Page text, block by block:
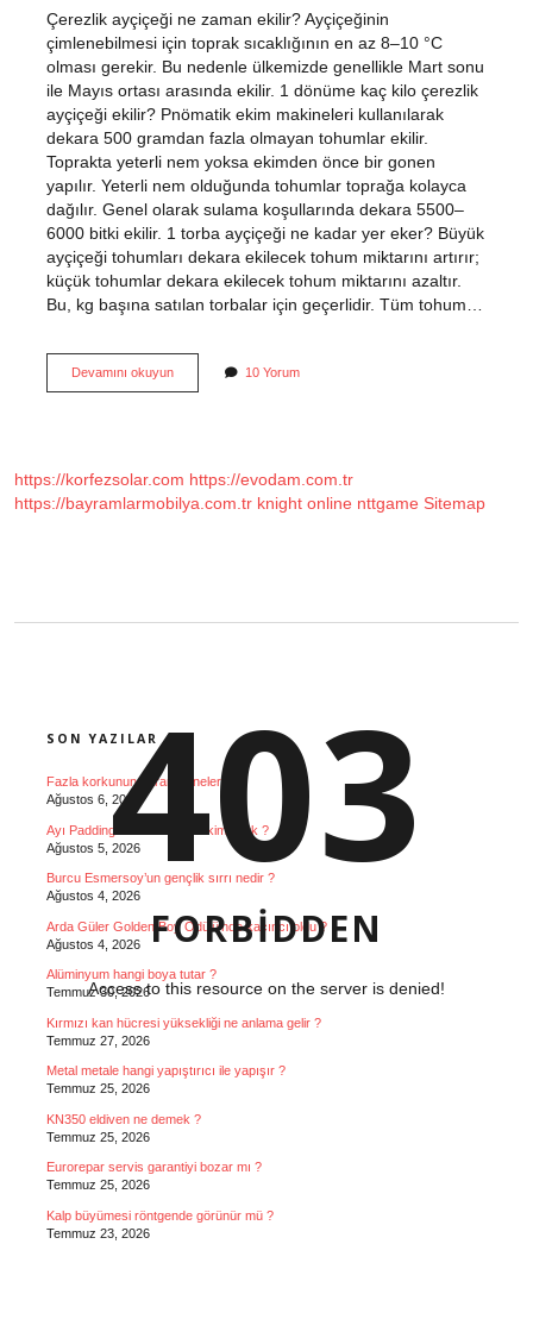
Çerezlik ayçiçeği ne zaman ekilir? Ayçiçeğinin
çimlenebilmesi için toprak sıcaklığının en az 8–10 °C
olması gerekir. Bu nedenle ülkemizde genellikle Mart sonu
ile Mayıs ortası arasında ekilir. 1 dönüme kaç kilo çerezlik
ayçiçeği ekilir? Pnömatik ekim makineleri kullanılarak
dekara 500 gramdan fazla olmayan tohumlar ekilir.
Toprakta yeterli nem yoksa ekimden önce bir gonen
yapılır. Yeterli nem olduğunda tohumlar toprağa kolayca
dağılır. Genel olarak sulama koşullarında dekara 5500–
6000 bitki ekilir. 1 torba ayçiçeği ne kadar yer eker? Büyük
ayçiçeği tohumları dekara ekilecek tohum miktarını artırır;
küçük tohumlar dekara ekilecek tohum miktarını azaltır.
Bu, kg başına satılan torbalar için geçerlidir. Tüm tohum…
Devamını okuyunÇerezlik
Ayçiçeği
10 Yorum
https://korfezsolar.com https://evodam.com.tr
https://bayramlarmobilya.com.tr knight online nttgame Sitemap
SON YAZILAR
Fazla korkunun zararları nelerdir ?
Ağustos 6, 2026
Ayı Paddington seslendiren kim Türk ?
Ağustos 5, 2026
Burcu Esmersoy’un gençlik sırrı nedir ?
Ağustos 4, 2026
Arda Güler Golden Boy Ödülü’nde kaçıncı oldu ?
Ağustos 4, 2026
Alüminyum hangi boya tutar ?
Temmuz 30, 2026
Kırmızı kan hücresi yüksekliği ne anlama gelir ?
Temmuz 27, 2026
Metal metale hangi yapıştırıcı ile yapışır ?
Temmuz 25, 2026
KN350 eldiven ne demek ?
Temmuz 25, 2026
Eurorepar servis garantiyi bozar mı ?
Temmuz 25, 2026
Kalp büyümesi röntgende görünür mü ?
Temmuz 23, 2026
403
FORBIDDEN
Access to this resource on the server is denied!